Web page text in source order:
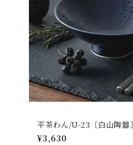
平茶わん/U-23［白山陶器］
通
¥3,630